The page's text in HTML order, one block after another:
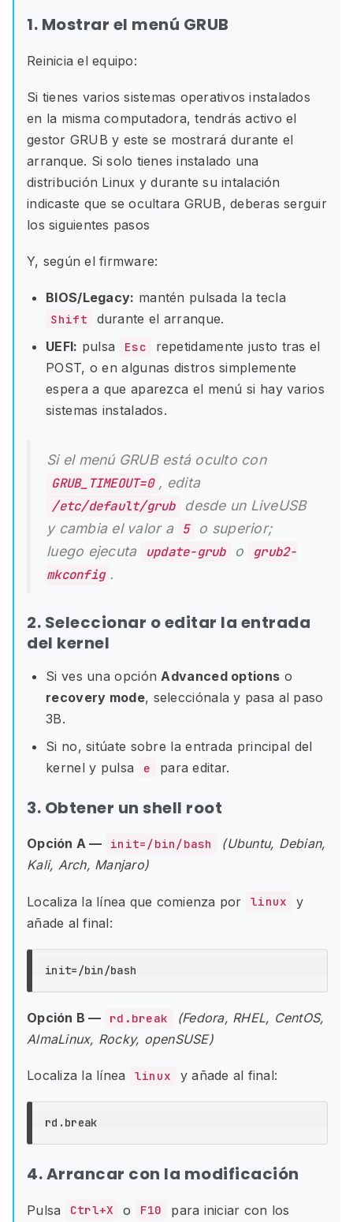
1. Mostrar el menú GRUB
Reinicia el equipo:
Si tienes varios sistemas operativos instalados
en la misma computadora, tendrás activo el
gestor GRUB y este se mostrará durante el
arranque. Si solo tienes instalado una
distribución Linux y durante su intalación
indicaste que se ocultara GRUB, deberas serguir
los siguientes pasos
Y, según el firmware:
BIOS/Legacy: mantén pulsada la tecla
Shift
durante el arranque.
UEFI: pulsa Esc
repetidamente justo tras el
POST, o en algunas distros simplemente
espera a que aparezca el menú si hay varios
sistemas instalados.
Si el menú GRUB está oculto con
GRUB_TIMEOUT=0 , edita
/etc/default/grub
desde un LiveUSB
y cambia el valor a 5
o superior;
luego ejecuta
update-grub o
grub2-
mkconfig .
2. Seleccionar o editar la entrada
del kernel
Si ves una opciónAdvanced options o
recovery mode, selecciónala y pasa al paso
3B.
Si no, sitúate sobre la entrada principal del
kernel y pulsa
e para editar.
3. Obtener un shell root
Opción A — init=/bin/bash
(Ubuntu, Debian,
Kali, Arch, Manjaro)
Localiza la línea que comienza por linux
y
añade al final:
init=
Opción B — rd.break
(Fedora, RHEL, CentOS,
AlmaLinux, Rocky, openSUSE)
Localiza la línea linux y añade al final:
4. Arrancar con la modificación
Pulsa Ctrl+X o F10
para iniciar con los